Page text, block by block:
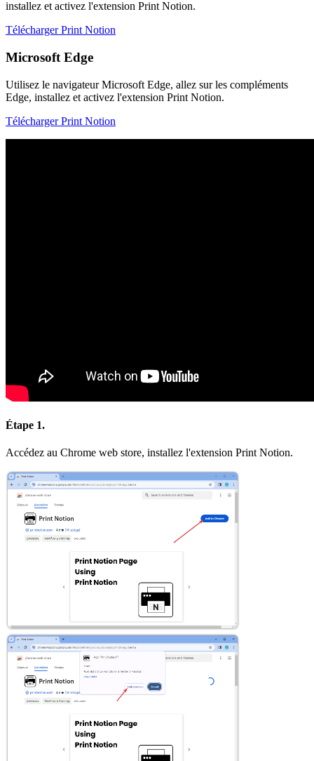
installez et activez l'extension Print Notion.
Télécharger Print Notion
Microsoft Edge
Utilisez le navigateur Microsoft Edge, allez sur les compléments
Edge, installez et activez l'extension Print Notion.
Télécharger Print Notion
Étape 1.
Accédez au Chrome web store, installez l'extension Print Notion.